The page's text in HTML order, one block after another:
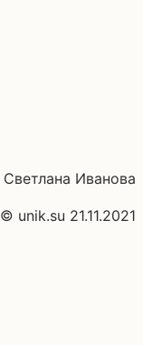
Светлана Иванова
© unik.su 21.11.2021